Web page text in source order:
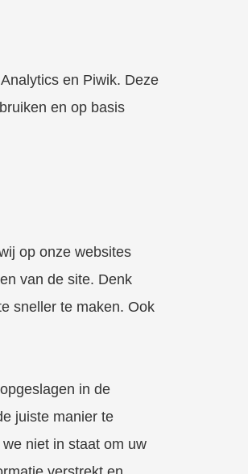
en Piwik. Deze
en op basis
op onze websites
van de site. Denk
sneller te maken. Ook
in de
juiste manier te
niet in staat om uw